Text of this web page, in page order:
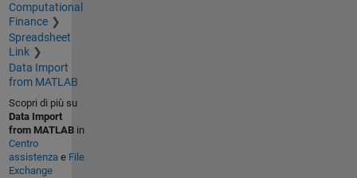
Computational
Finance
Spreadsheet
Link
Data Import
from MATLAB
Scopri di più su
Data Import
from MATLABin
Centro
assistenzae File
Exchange